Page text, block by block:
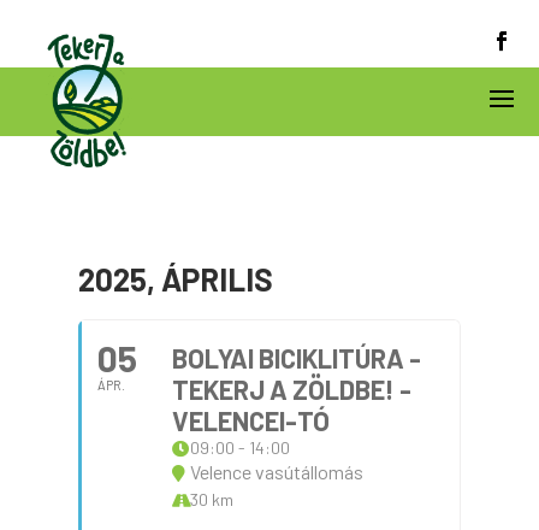
2025, ÁPRILIS
05
ÁPR.
BOLYAI BICIKLITÚRA -
TEKERJ A ZÖLDBE! -
VELENCEI-TÓ
09:00 - 14:00
Velence vasútállomás
30 km